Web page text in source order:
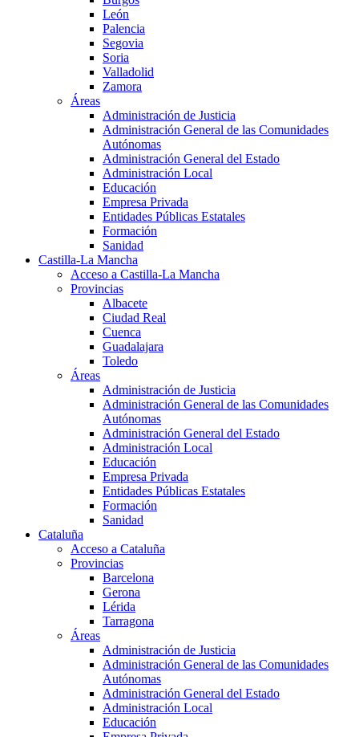
León
Palencia
Segovia
Soria
Valladolid
Zamora
Áreas
Administración de Justicia
Administración General de las Comunidades
Autónomas
Administración General del Estado
Administración Local
Educación
Empresa Privada
Entidades Públicas Estatales
Formación
Sanidad
Castilla-La Mancha
Acceso a Castilla-La Mancha
Provincias
Albacete
Ciudad Real
Cuenca
Guadalajara
Toledo
Áreas
Administración de Justicia
Administración General de las Comunidades
Autónomas
Administración General del Estado
Administración Local
Educación
Empresa Privada
Entidades Públicas Estatales
Formación
Sanidad
Cataluña
Acceso a Cataluña
Provincias
Barcelona
Gerona
Lérida
Tarragona
Áreas
Administración de Justicia
Administración General de las Comunidades
Autónomas
Administración General del Estado
Administración Local
Educación